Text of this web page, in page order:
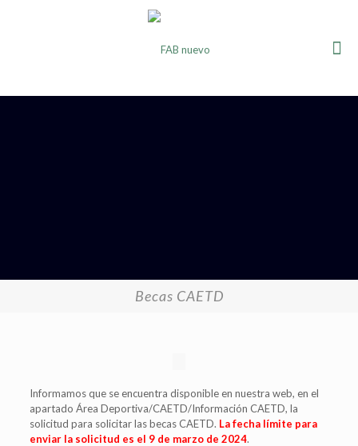
Becas CAETD
Informamos que se encuentra disponible en nuestra web, en el
apartado Área Deportiva/CAETD/Información CAETD, la
solicitud para solicitar las becas CAETD. La fecha límite para
enviar la solicitud es el 9 de marzo de 2024.